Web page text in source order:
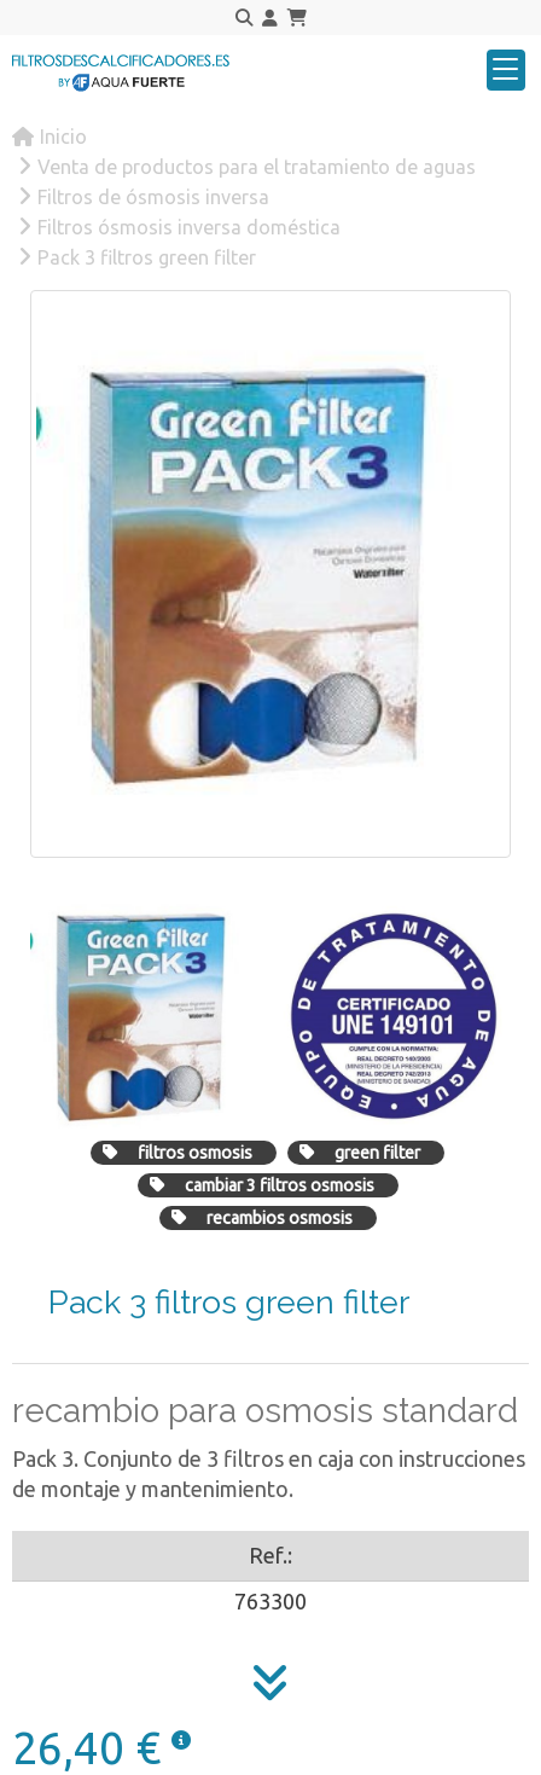
Inicio
Venta de productos para el tratamiento de aguas
Filtros de ósmosis inversa
Filtros ósmosis inversa doméstica
Pack 3 filtros green filter
filtros osmosis
green filter
cambiar 3 filtros osmosis
recambios osmosis
Pack 3 filtros green filter
recambio para osmosis standard
Pack 3. Conjunto de 3 filtros en caja con instrucciones
de montaje y mantenimiento.
Ref.:
763300
26,40 €